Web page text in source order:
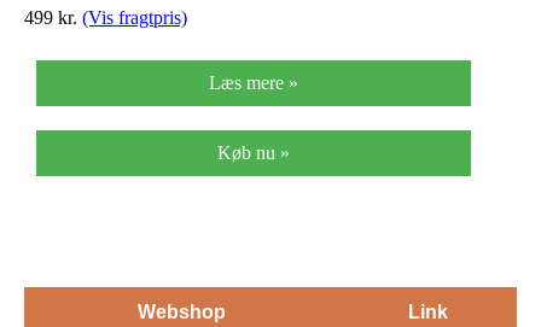
499 kr. (Vis fragtpris)
Læs mere »
Køb nu »
Webshop Link